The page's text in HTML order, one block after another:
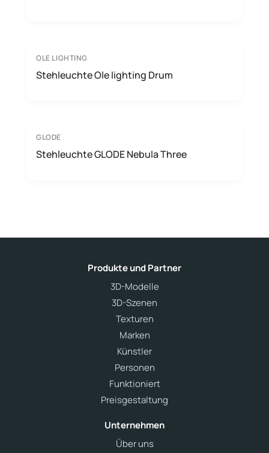
OLE LIGHTING
Stehleuchte Ole lighting Drum
GLODE
Stehleuchte GLODE Nebula Three
Produkte und Partner
3D-Modelle
3D-Szenen
Texturen
Marken
Künstler
Personen
Funktioniert
Preisgestaltung
Unternehmen
Über uns